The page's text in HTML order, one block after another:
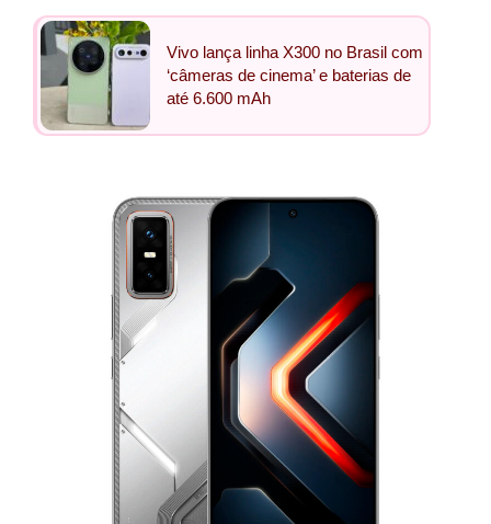
Vivo lança linha X300 no Brasil com
‘câmeras de cinema’ e baterias de
até 6.600 mAh